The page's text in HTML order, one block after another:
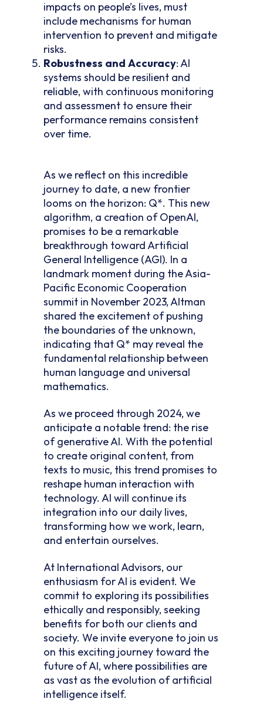
impacts on people’s lives, must
include mechanisms for human
intervention to prevent and mitigate
risks.
Robustness and Accuracy: AI
systems should be resilient and
reliable, with continuous monitoring
and assessment to ensure their
performance remains consistent
over time.
As we reflect on this incredible
journey to date, a new frontier
looms on the horizon: Q*. This new
algorithm, a creation of OpenAI,
promises to be a remarkable
breakthrough toward Artificial
General Intelligence (AGI). In a
landmark moment during the Asia-
Pacific Economic Cooperation
summit in November 2023, Altman
shared the excitement of pushing
the boundaries of the unknown,
indicating that Q* may reveal the
fundamental relationship between
human language and universal
mathematics.
As we proceed through 2024, we
anticipate a notable trend: the rise
of generative AI. With the potential
to create original content, from
texts to music, this trend promises to
reshape human interaction with
technology. AI will continue its
integration into our daily lives,
transforming how we work, learn,
and entertain ourselves.
At International Advisors, our
enthusiasm for AI is evident. We
commit to exploring its possibilities
ethically and responsibly, seeking
benefits for both our clients and
society. We invite everyone to join us
on this exciting journey toward the
future of AI, where possibilities are
as vast as the evolution of artificial
intelligence itself.